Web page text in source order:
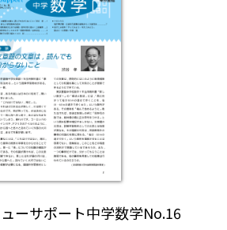
ーサポート中学数学No.16